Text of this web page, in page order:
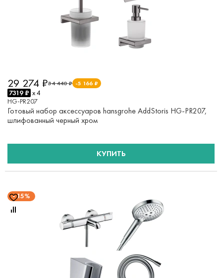
34 440 ₽ -5 166 ₽
29 274 ₽
7319 ₽ x 4
HG-PR207
Готовый набор аксессуаров hansgrohe AddStoris HG-PR207,
шлифованный черный хром
КУПИТЬ
15%